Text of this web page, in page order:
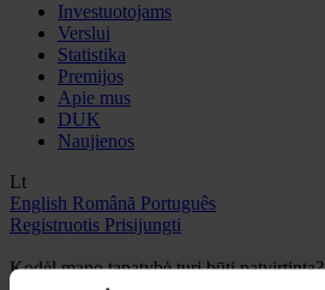
Investuotojams
Verslui
Statistika
Premijos
Apie mus
DUK
Naujienos
Lt
English Română Português
Registruotis Prisijungti
Kodėl mano tapatybė turi būti patvirtinta?